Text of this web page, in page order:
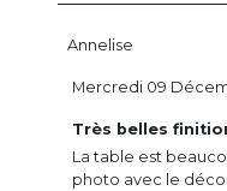
Annelise
Très belles
La table est
photo avec le
Mercredi 09